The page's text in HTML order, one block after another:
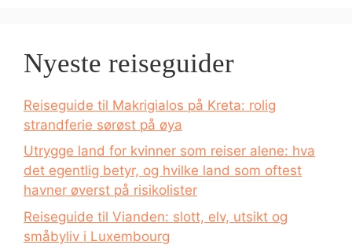
Nyeste reiseguider
Reiseguide til Makrigialos på Kreta: rolig
strandferie sørøst på øya
Utrygge land for kvinner som reiser alene: hva
det egentlig betyr, og hvilke land som oftest
havner øverst på risikolister
Reiseguide til Vianden: slott, elv, utsikt og
småbyliv i Luxembourg